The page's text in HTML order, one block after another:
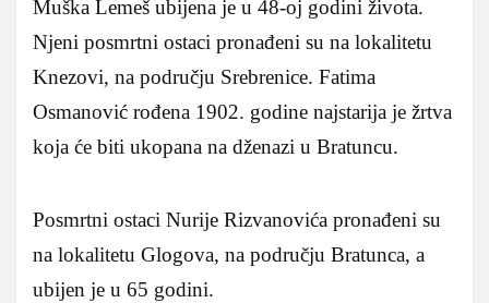
Muška Lemeš ubijena je u 48-oj godini života.
Njeni posmrtni ostaci pronađeni su na lokalitetu
Knezovi, na području Srebrenice. Fatima
Osmanović rođena 1902. godine najstarija je žrtva
koja će biti ukopana na dženazi u Bratuncu.
Posmrtni ostaci Nurije Rizvanovića pronađeni su
na lokalitetu Glogova, na području Bratunca, a
ubijen je u 65 godini.